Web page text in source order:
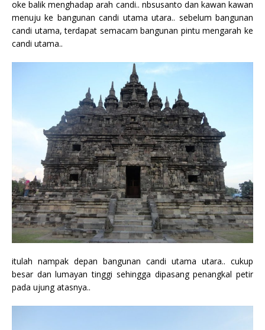
oke balik menghadap arah candi.. nbsusanto dan kawan kawan
menuju ke bangunan candi utama utara.. sebelum bangunan
candi utama, terdapat semacam bangunan pintu mengarah ke
candi utama..
itulah nampak depan bangunan candi utama utara.. cukup
besar dan lumayan tinggi sehingga dipasang penangkal petir
pada ujung atasnya..